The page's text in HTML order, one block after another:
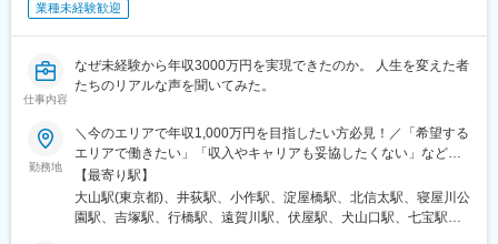
業種未経験歓迎
仕事内容
なぜ未経験から年収3000万円を実現できたのか。 人生を変えた者
たちのリアルな声を聞いてみた。
勤務地
＼今のエリアで年収1,000万円を目指したい方必見！／「希望する
エリアで働きたい」「収入やキャリアも妥協したくない」など、
一人ひとりの希望や生活環境を伺い、最適な配属先を決定します
◎地域に根ざして働きつつ、キャリアアップや高収入を目指せる
環境をご用意しています。【本社】 大阪府大阪市中央区伏見町4
【最寄り駅】
大山駅(東京都)、井荻駅、小作駅、淀屋橋駅、北信太駅、寝屋川公
園駅、吉塚駅、行橋駅、遠賀川駅、伏屋駅、犬山口駅、七宝駅、